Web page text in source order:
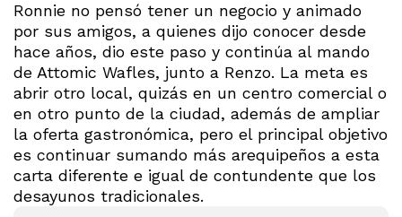
Ronnie no pensó tener un negocio y animado
por sus amigos, a quienes dijo conocer desde
hace años, dio este paso y continúa al mando
de Attomic Wafles, junto a Renzo. La meta es
abrir otro local, quizás en un centro comercial o
en otro punto de la ciudad, además de ampliar
la oferta gastronómica, pero el principal objetivo
es continuar sumando más arequipeños a esta
carta diferente e igual de contundente que los
desayunos tradicionales.